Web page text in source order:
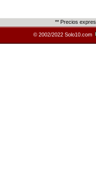
** Precios
© 2002/2022 Solo10.com